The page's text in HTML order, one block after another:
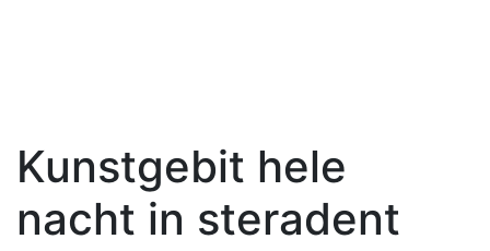
Kunstgebit hele
nacht in steradent